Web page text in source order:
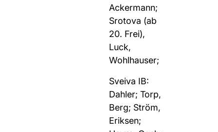
Ackermann;
Srotova (ab
20. Frei),
Luck,
Wohlhauser;
Sveiva IB:
Dahler; Torp,
Berg; Ström,
Eriksen;